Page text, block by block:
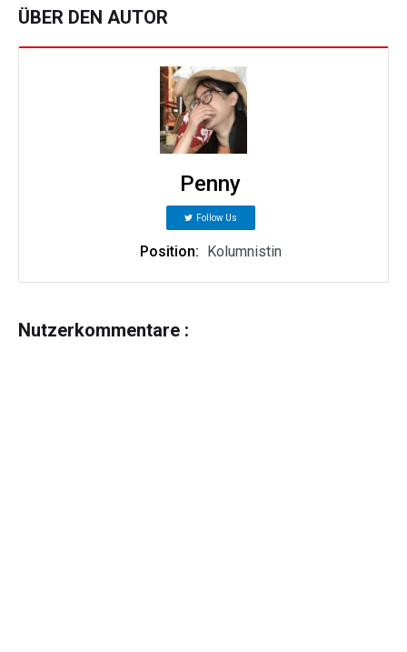
ÜBER DEN AUTOR
Penny
Follow Us
Position: Kolumnistin
Nutzerkommentare :